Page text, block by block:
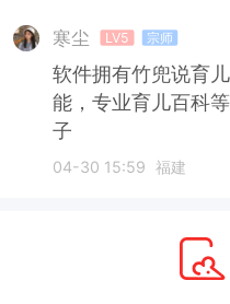
寒尘 LV5 宗师
软件拥有竹兜说育
能，专业育儿百科
子
04-30 15:59 福建